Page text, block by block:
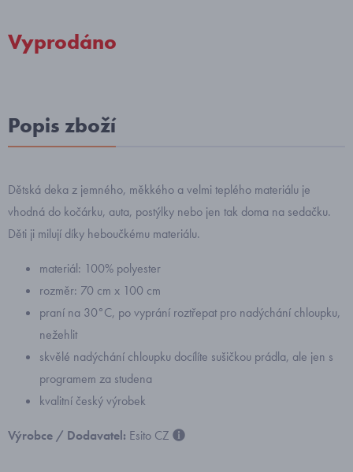
Vyprodáno
Popis zboží
Dětská deka z jemného, měkkého a velmi teplého materiálu je
vhodná do kočárku, auta, postýlky nebo jen tak doma na sedačku.
Děti ji milují díky heboučkému materiálu.
materiál: 100% polyester
rozměr: 70 cm x 100 cm
praní na 30°C, po vyprání roztřepat pro nadýchání chloupku,
nežehlit
skvělé nadýchání chloupku docílíte sušičkou prádla, ale jen s
programem za studena
kvalitní český výrobek
Výrobce / Dodavatel: Esito CZ